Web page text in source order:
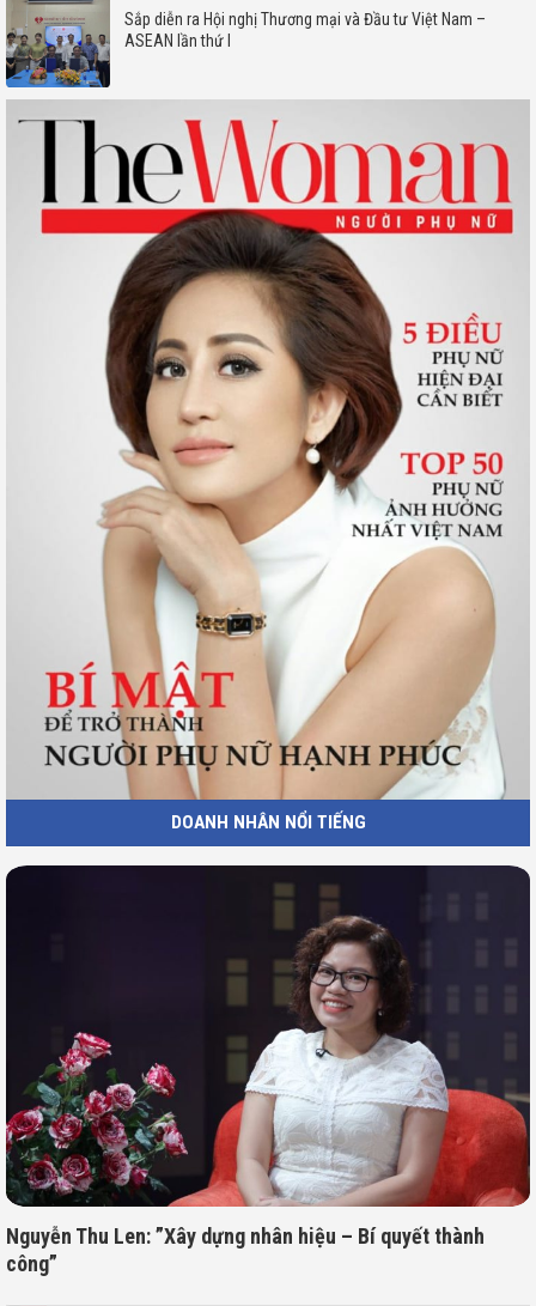
Sắp diễn ra Hội nghị Thương mại và Đầu tư Việt Nam –
ASEAN lần thứ I
DOANH NHÂN NỔI TIẾNG
Nguyễn Thu Len: ”Xây dựng nhân hiệu – Bí quyết thành
công”